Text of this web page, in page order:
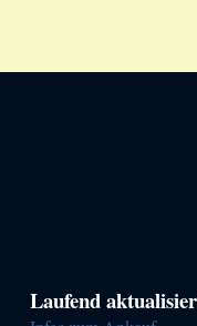
Haupt-
Laufend